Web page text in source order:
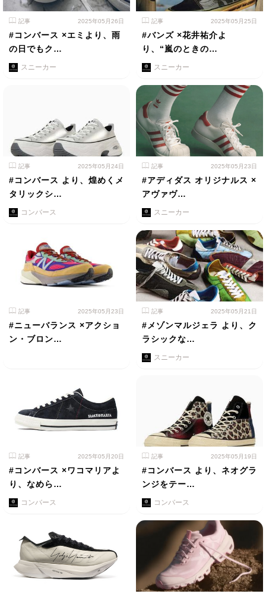
記事 2025年05月26日
#コンバース ×エミより、雨
の日でもク…
スニーカー
記事 2025年05月25日
#バンズ ×花井祐介よ
り、“嵐のときの…
スニーカー
記事 2025年05月24日
#コンバース より、煌めくメ
タリックシ…
コンバース
記事 2025年05月23日
#アディダス オリジナルス ×
アヴァヴ…
スニーカー
記事 2025年05月23日
#ニューバランス ×アクショ
ン・ブロン…
記事 2025年05月21日
#メゾンマルジェラ より、ク
ラシックな…
スニーカー
記事 2025年05月20日
#コンバース ×ワコマリアよ
り、なめら…
コンバース
記事 2025年05月19日
#コンバース より、ネオグラ
ンジをテー…
コンバース